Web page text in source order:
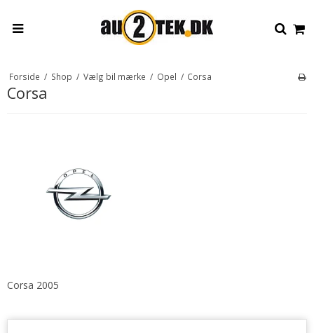
Forside / Shop / Vælg bil mærke / Opel / Corsa
Corsa
Corsa 2005